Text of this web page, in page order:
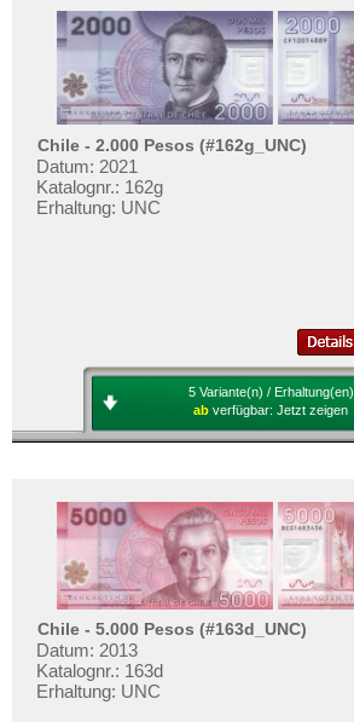
Chile - 2.000 Pesos (#162g_UNC)
Datum: 2021
Katalognr.: 162g
Erhaltung: UNC
5 Variante(n) / Erhaltung(en)
ab verfügbar: Jetzt zeigen
Chile - 5.000 Pesos (#163d_UNC)
Datum: 2013
Katalognr.: 163d
Erhaltung: UNC